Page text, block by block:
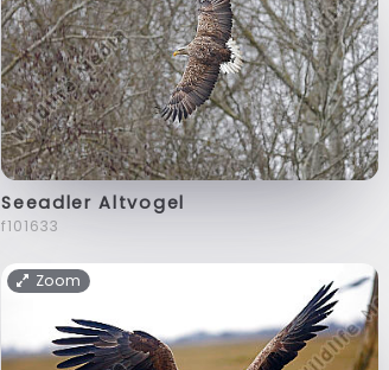
Seeadler Altvogel
f101633
Zoom